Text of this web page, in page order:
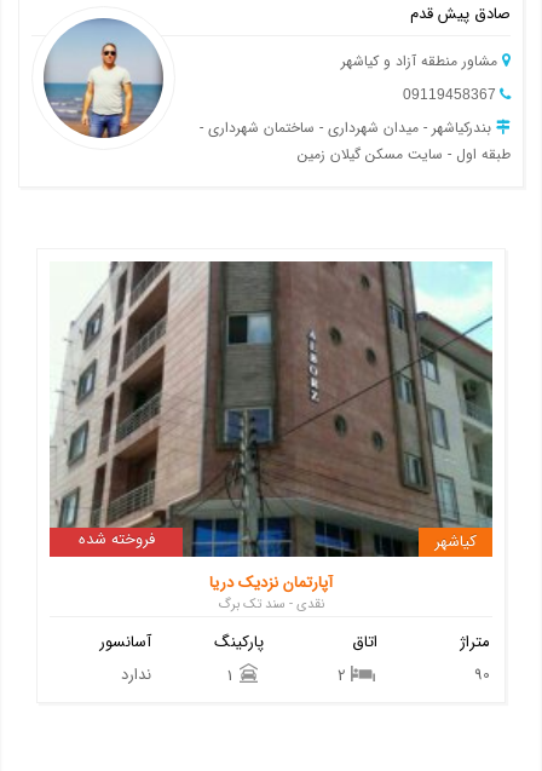
صادق پیش قدم
مشاور منطقه آزاد و کیاشهر
بندرکیاشهر - میدان شهرداری - ساختمان شهرداری -
طبقه اول - سایت مسکن گیلان زمین
فروخته شده
کیاشهر
آپارتمان نزدیک دریا
نقدی - سند تک برگ
آسانسور
ندارد
پارکینگ
اتاق
متراژ
90